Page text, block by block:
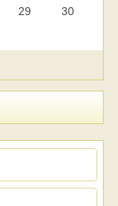
29
30